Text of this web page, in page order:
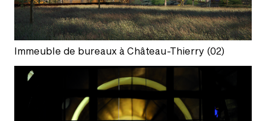
Immeuble de bureaux à Château-Thierry (02)